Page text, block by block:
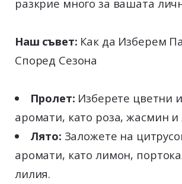
разкрие много за вашата
Наш съвет: Как да Изберем
Според Сезона
Пролет: Изберете цветни
аромати, като роза, жасмин и
Лято: Заложете на
аромати, като лимон,
лилия.